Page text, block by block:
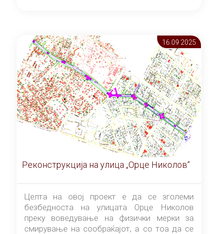
16.09 2025
Реконструкција на улица „Орце Николов“
Целта на овој проект е да се зголеми
безбедноста на улицата Орце Николов
преку воведување на физички мерки за
смирување на сообраќајот, а со тоа да се